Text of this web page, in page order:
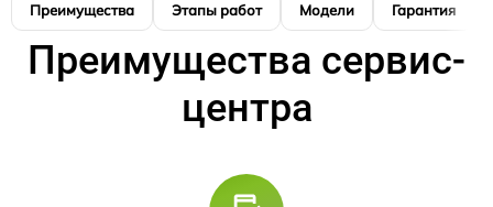
Преимущества Этапы работ Модели Гарантия
Преимущества сервис-
центра